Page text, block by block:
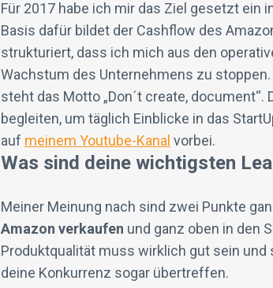
Für 2017 habe ich mir das Ziel gesetzt ein
Basis dafür bildet der Cashflow des
strukturiert, dass ich mich aus den
Wachstum des Unternehmens zu
steht das Motto „Don´t create,
begleiten, um täglich Einblicke in das
auf meinem Youtube-Kanal vorbei.
Was sind deine wichtigsten
Meiner Meinung nach sind zwei Punkte
Amazon verkaufen und ganz oben in den
Produktqualität muss wirklich gut sein und
deine Konkurrenz sogar übertreffen.